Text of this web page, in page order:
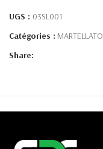
UGS : 03SL001
Catégories : MARTELLATO
Share: